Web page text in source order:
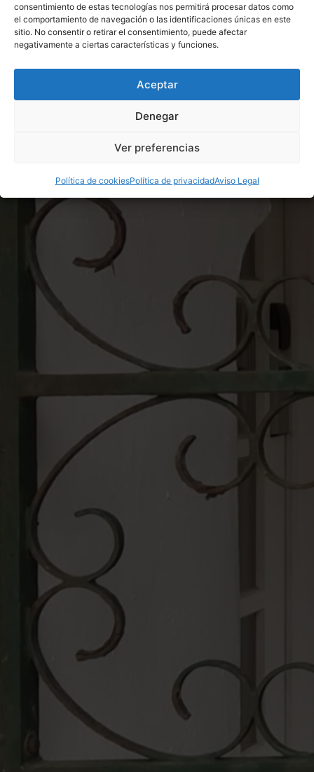
consentimiento de estas tecnologías nos permitirá procesar datos como
el comportamiento de navegación o las identificaciones únicas en este
sitio. No consentir o retirar el consentimiento, puede afectar
negativamente a ciertas características y funciones.
Aceptar
Denegar
Ver preferencias
Política de cookiesPolítica de privacidadAviso Legal